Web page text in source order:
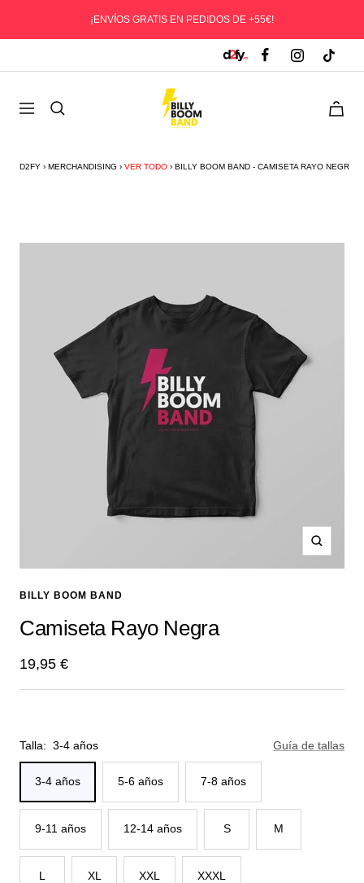
¡ENVÍOS GRATIS EN PEDIDOS DE +55€!
Navegación
D2fy
-
D2FY › MERCHANDISING › VER TODO › BILLY BOOM BAND - CAMISETA RAYO NEGRA
Zoom
BILLY BOOM BAND
Camiseta Rayo Negra
Precio
de
19,95 €
Talla: 3-4 años Guía de tallas
3-4 años 5-6 años 7-8 años
9-11 años 12-14 años S M
L XL XXL XXXL